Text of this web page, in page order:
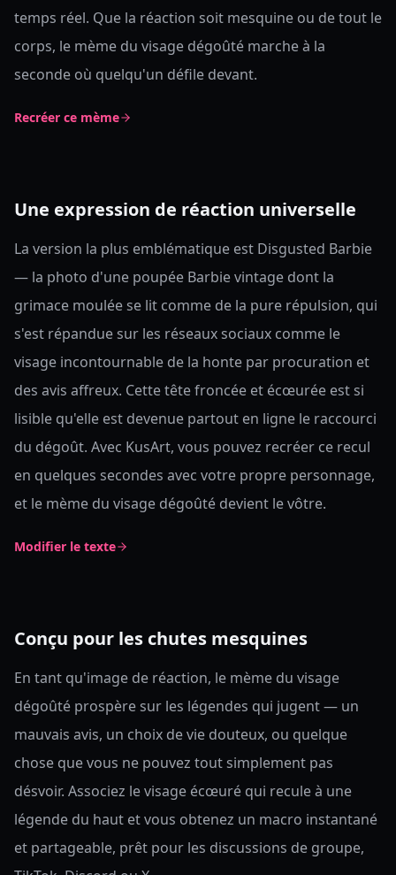
temps réel. Que la réaction soit mesquine ou de tout le
corps, le mème du visage dégoûté marche à la
seconde où quelqu'un défile devant.
Recréer ce mème
Une expression de réaction universelle
La version la plus emblématique est Disgusted Barbie
— la photo d'une poupée Barbie vintage dont la
grimace moulée se lit comme de la pure répulsion, qui
s'est répandue sur les réseaux sociaux comme le
visage incontournable de la honte par procuration et
des avis affreux. Cette tête froncée et écœurée est si
lisible qu'elle est devenue partout en ligne le raccourci
du dégoût. Avec KusArt, vous pouvez recréer ce recul
en quelques secondes avec votre propre personnage,
et le mème du visage dégoûté devient le vôtre.
Modifier le texte
Conçu pour les chutes mesquines
En tant qu'image de réaction, le mème du visage
dégoûté prospère sur les légendes qui jugent — un
mauvais avis, un choix de vie douteux, ou quelque
chose que vous ne pouvez tout simplement pas
désvoir. Associez le visage écœuré qui recule à une
légende du haut et vous obtenez un macro instantané
et partageable, prêt pour les discussions de groupe,